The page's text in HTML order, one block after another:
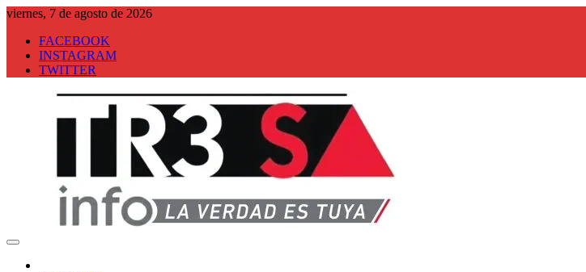
Saltar
contenido
viernes, 7 de agosto de 2026
FACEBOOK
INSTAGRAM
TWITTER